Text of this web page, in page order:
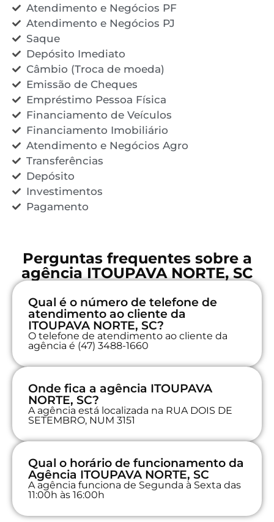
Atendimento e Negócios PF
Atendimento e Negócios PJ
Saque
Depósito Imediato
Câmbio (Troca de moeda)
Emissão de Cheques
Empréstimo Pessoa Física
Financiamento de Veículos
Financiamento Imobiliário
Atendimento e Negócios Agro
Transferências
Depósito
Investimentos
Pagamento
Perguntas frequentes sobre a
agência ITOUPAVA NORTE, SC
Qual é o número de telefone de
atendimento ao cliente da
ITOUPAVA NORTE, SC?
O telefone de atendimento ao cliente da
agência é (47) 3488-1660
Onde fica a agência ITOUPAVA
NORTE, SC?
A agência está localizada na RUA DOIS DE
SETEMBRO, NUM 3151
Qual o horário de funcionamento da
Agência ITOUPAVA NORTE, SC
A agência funciona de Segunda à Sexta das
11:00h às 16:00h